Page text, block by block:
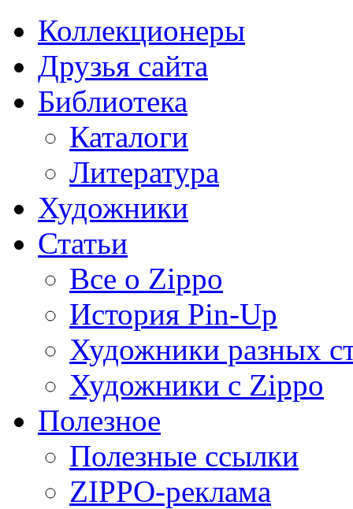
Коллекционеры
Друзья сайта
Библиотека
Каталоги
Литература
Художники
Статьи
Все о Zippo
История Pin-Up
Художники разных
Художники с Zippo
Полезное
Полезные ссылки
ZIPPO-реклама